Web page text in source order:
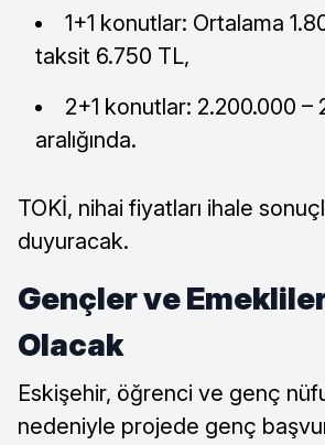
1+1 konutlar: Ortalama
taksit 6.750 TL,
2+1 konutlar: 2.200.000 –
aralığında.
TOKİ, nihai fiyatları ihale
duyuracak.
Gençler ve
Olacak
Eskişehir, öğrenci ve genç
nedeniyle projede genç